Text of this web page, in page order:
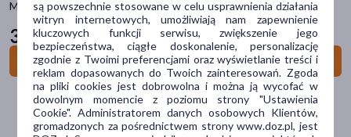
MDF 777I Infant-jasnybłękit (MDF 3) Stetoskop neonatologiczny
34699 zł
Do koszyka
Dostawa
Wysyłka
Odbiór w aptece
Cena
są powszechnie stosowane w celu usprawnienia działania
witryn internetowych, umożliwiają nam zapewnienie
kluczowych funkcji serwisu, zwiększenie jego
bezpieczeństwa, ciągłe doskonalenie, personalizację
zgodnie z Twoimi preferencjami oraz wyświetlanie treści i
reklam dopasowanych do Twoich zainteresowań. Zgoda
na pliki cookies jest dobrowolna i można ją wycofać w
dowolnym momencie z poziomu strony "Ustawienia
Cookie". Administratorem danych osobowych Klientów,
gromadzonych za pośrednictwem strony www.doz.pl, jest